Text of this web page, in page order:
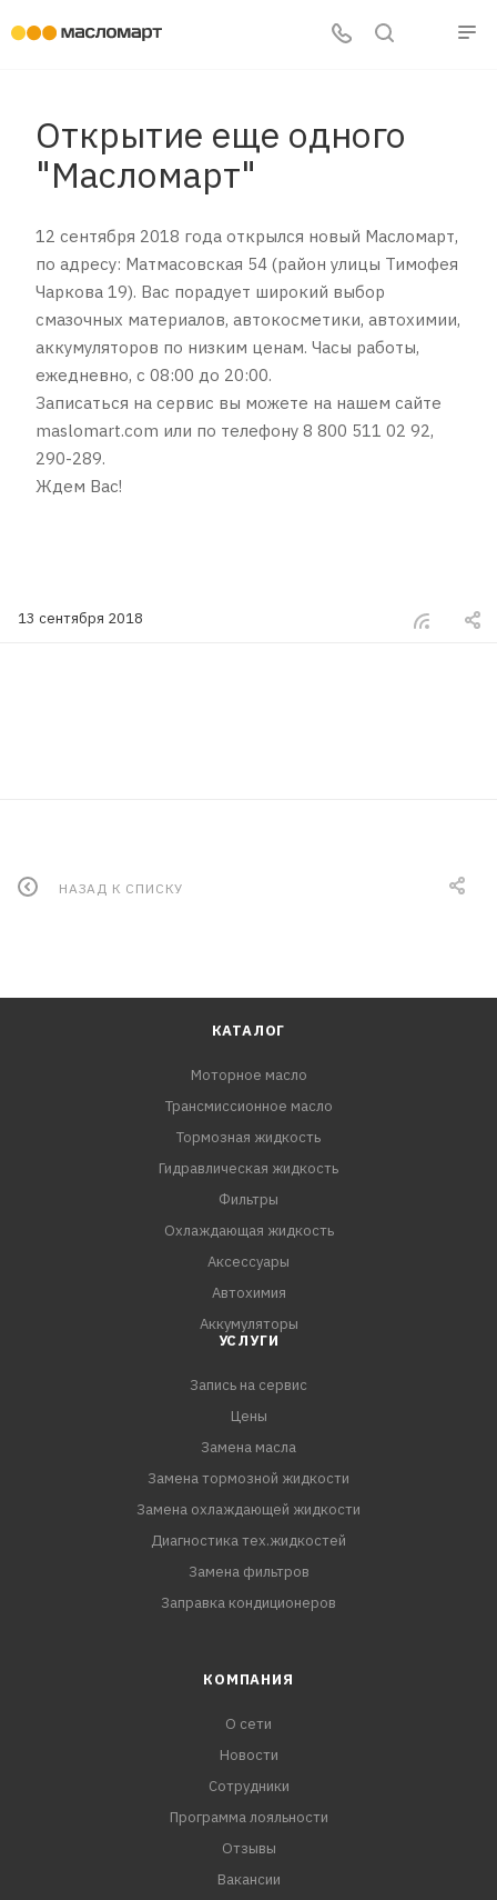
Открытие еще одного
"Масломарт"
12 сентября 2018 года открылся новый Масломарт,
по адресу: Матмасовская 54 (район улицы Тимофея
Чаркова 19). Вас порадует широкий выбор
смазочных материалов, автокосметики, автохимии,
аккумуляторов по низким ценам. Часы работы,
ежедневно, с 08:00 до 20:00.
Записаться на сервис вы можете на нашем сайте
maslomart.com или по телефону 8 800 511 02 92,
290-289.
Ждем Вас!
13 сентября 2018
НАЗАД К СПИСКУ
КАТАЛОГ
Моторное масло
Трансмиссионное масло
Тормозная жидкость
Гидравлическая жидкость
Фильтры
Охлаждающая жидкость
Аксессуары
Автохимия
Аккумуляторы
УСЛУГИ
Запись на сервис
Цены
Замена масла
Замена тормозной жидкости
Замена охлаждающей жидкости
Диагностика тех.жидкостей
Замена фильтров
Заправка кондиционеров
КОМПАНИЯ
О сети
Новости
Сотрудники
Программа лояльности
Отзывы
Вакансии